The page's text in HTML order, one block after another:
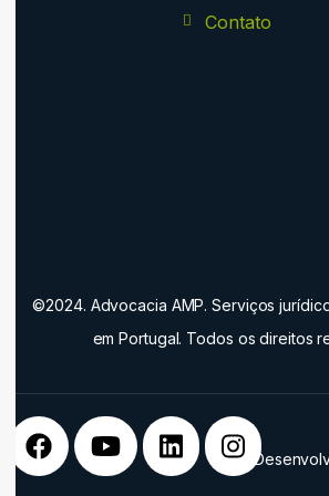
Contato
©2024. Advocacia AMP. Serviços
em Portugal. Todos os direitos